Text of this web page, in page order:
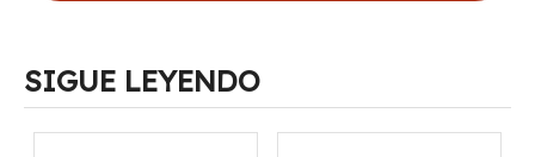
SIGUE LEYENDO